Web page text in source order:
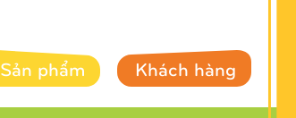
Sản phẩm Khách hàng